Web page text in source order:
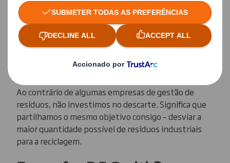
A nossa paixão incide naquilo a que designamos
“The Power of Less”, ajudando as fábricas a
conseguirem o máximo valor da sua reciclagem
através da implementação de soluções que
implicam menos resíduos, menos custos e menos
Ao contrário de algumas empresas de gestão de
resíduos, não investimos no descarte. Significa que
partilhamos o mesmo objetivo consigo – desviar a
maior quantidade possível de resíduos industriais
para a reciclagem.